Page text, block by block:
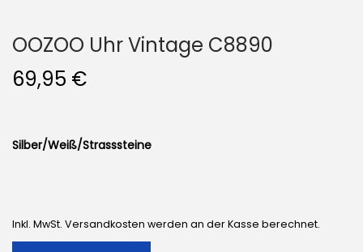
OOZOO Uhr Vintage C8890
69,95 €
Silber/Weiß/Strasssteine
Inkl. MwSt. Versandkosten werden an der Kasse berechnet.